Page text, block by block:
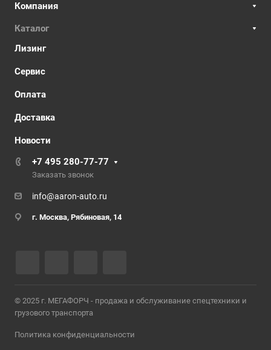
Компания
Каталог
Лизинг
Сервис
Оплата
Доставка
Новости
+7 495 280-77-77
Заказать звонок
info@aaron-auto.ru
г. Москва, Рябиновая, 14
© 2025 г. МЕГАФОРЧ - продажа и обслуживание спецтехники и
грузового транспорта
Политика конфиденциальности